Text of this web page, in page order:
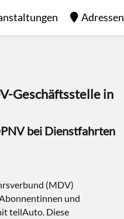
Adressen
Geschäftsstelle in
bei Dienstfahrten
(MDV)
und
teilAuto. Diese